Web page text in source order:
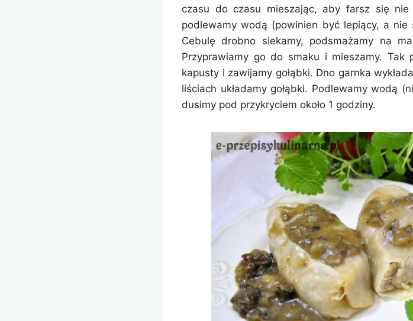
czasu do czasu mieszając, aby farsz się
podlewamy wodą (powinien być lepiący, a
Cebulę drobno siekamy, podsmażamy na
Przyprawiamy go do smaku i mieszamy. Tak
kapusty i zawijamy gołąbki. Dno garnka
liściach układamy gołąbki. Podlewamy wodą
dusimy pod przykryciem około 1 godziny.